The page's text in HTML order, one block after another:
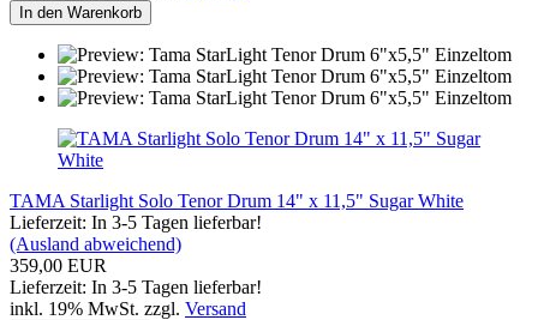
In den Warenkorb
TAMA Starlight Solo Tenor Drum 14" x 11,5" Sugar White
Lieferzeit: In 3-5 Tagen lieferbar!
(Ausland abweichend)
359,00 EUR
Lieferzeit: In 3-5 Tagen lieferbar!
inkl. 19% MwSt. zzgl. Versand